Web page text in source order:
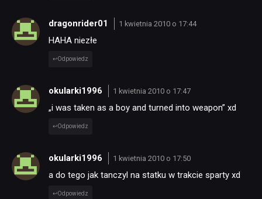
dragonrider01 1 kwietnia 2010 o 17:44
HAHA niezłe
Odpowiedz
okularki1996 1 kwietnia 2010 o 17:47
„i was taken as a boy and turned into weapon” xd
Odpowiedz
okularki1996 1 kwietnia 2010 o 17:50
a do tego jak tanczyl na statku w trakcie sparty xd
Odpowiedz